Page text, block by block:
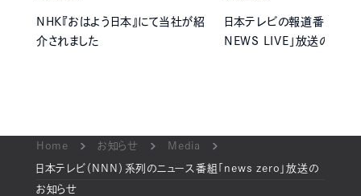
NHK『おはよう日本』にて当社が紹
介されました
日本テレビの報道番組「
NEWS LIVE」放送のお知
Home お知らせ Media
日本テレビ（NNN）系列のニュース番組「news zero」放送の
お知らせ